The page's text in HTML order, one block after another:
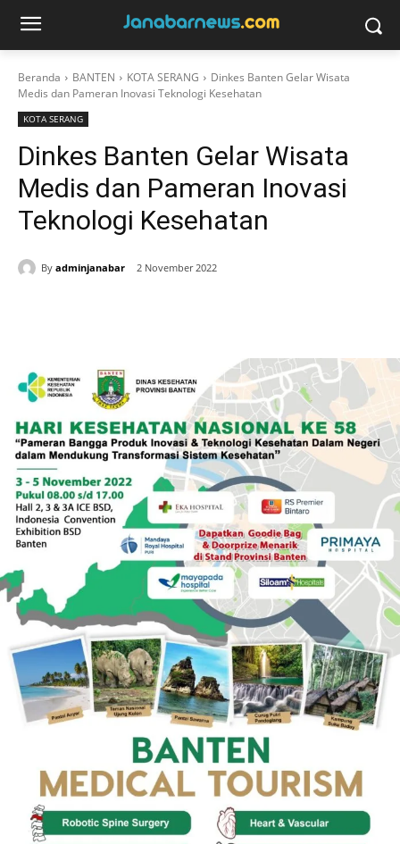
Beranda BANTEN KOTA SERANG
Dinkes Banten Gelar Wisata
Medis dan Pameran Inovasi Teknologi Kesehatan
KOTA SERANG
Dinkes Banten Gelar Wisata
Medis dan Pameran Inovasi
Teknologi Kesehatan
By adminjanabar 2 November 2022